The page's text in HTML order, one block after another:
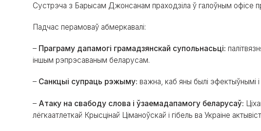
Сустрэча з Барысам Джонсанам праходзіла ў галоўным офісе
Падчас перамоваў абмеркавалі:
– Праграму дапамогі грамадзянскай супольнасьці:
іншым рэпрэсаваным беларусам.
– Санкцыі супраць рэжыму:важна, каб яны былі эфектыўнымі
– Атаку на свабоду слова і ўзаемадапамогу беларусаў:
лёгкаатлеткай Крысцінай Ціманоўскай і гібель ва Украіне